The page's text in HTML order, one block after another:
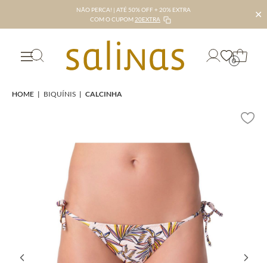
NÃO PERCA! | ATÉ 50% OFF + 20% EXTRA
COM O CUPOM 20EXTRA ✕
0
HOME | BIQUÍNIS | CALCINHA